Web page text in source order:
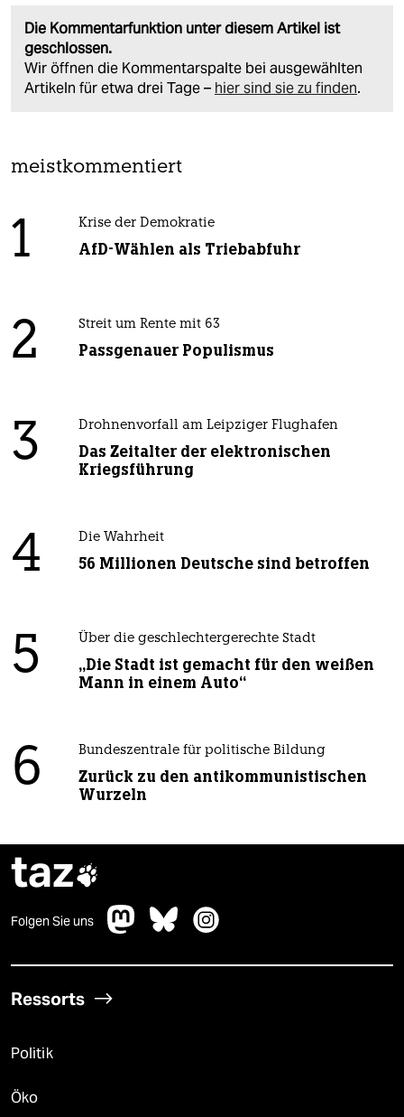
Die Kommentarfunktion unter diesem Artikel ist
geschlossen.
Wir öffnen die Kommentarspalte bei ausgewählten
Artikeln für etwa drei Tage – hier sind sie zu finden.
meistkommentiert
1 Krise der Demokratie
AfD-Wählen als Triebabfuhr
2 Streit um Rente mit 63
Passgenauer Populismus
3 Drohnenvorfall am Leipziger Flughafen
Das Zeitalter der elektronischen
Kriegsführung
4 Die Wahrheit
56 Millionen Deutsche sind betroffen
5 Über die geschlechtergerechte Stadt
„Die Stadt ist gemacht für den weißen
Mann in einem Auto“
6 Bundeszentrale für politische Bildung
Zurück zu den antikommunistischen
Wurzeln
taz
Folgen Sie uns
Ressorts
Politik
Öko